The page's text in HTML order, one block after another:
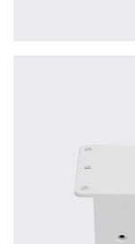
intégré